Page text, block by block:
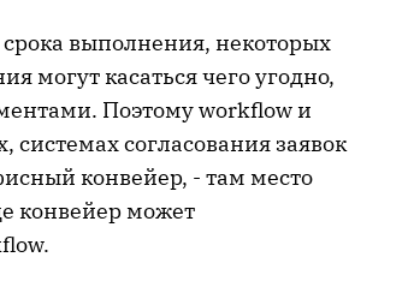
выполнения, некоторых
могут касаться чего угодно,
Поэтому workflow и
согласования заявок
конвейер, - там место
конвейер может